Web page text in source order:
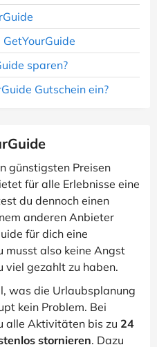
sparen?
Gutschein ein?
günstigsten Preisen
für alle Erlebnisse eine
du dennoch einen
anderen Anbieter
für dich eine
musst also keine Angst
viel gezahlt zu haben.
was die Urlaubsplanung
kein Problem. Bei
alle Aktivitäten bis zu 24
stornieren. Dazu